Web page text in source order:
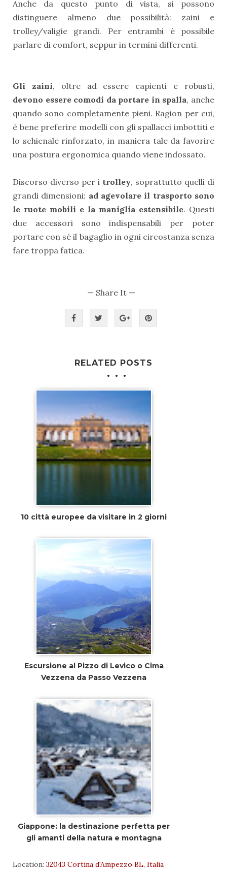
Anche da questo punto di vista, si possono
distinguere almeno due possibilità: zaini e
trolley/valigie grandi. Per entrambi è possibile
parlare di comfort, seppur in termini differenti.
Gli zaini, oltre ad essere capienti e robusti,
devono essere comodi da portare in spalla, anche
quando sono completamente pieni. Ragion per cui,
è bene preferire modelli con gli spallacci imbottiti e
lo schienale rinforzato, in maniera tale da favorire
una postura ergonomica quando viene indossato.
Discorso diverso per i trolley, soprattutto quelli di
grandi dimensioni: ad agevolare il trasporto sono
le ruote mobili e la maniglia estensibile. Questi
due accessori sono indispensabili per poter
portare con sé il bagaglio in ogni circostanza senza
fare troppa fatica.
— Share It —
RELATED POSTS
10 città europee da visitare in 2 giorni
Escursione al Pizzo di Levico o Cima
Vezzena da Passo Vezzena
Giappone: la destinazione perfetta per
gli amanti della natura e montagna
Location: 32043 Cortina d'Ampezzo BL, Italia